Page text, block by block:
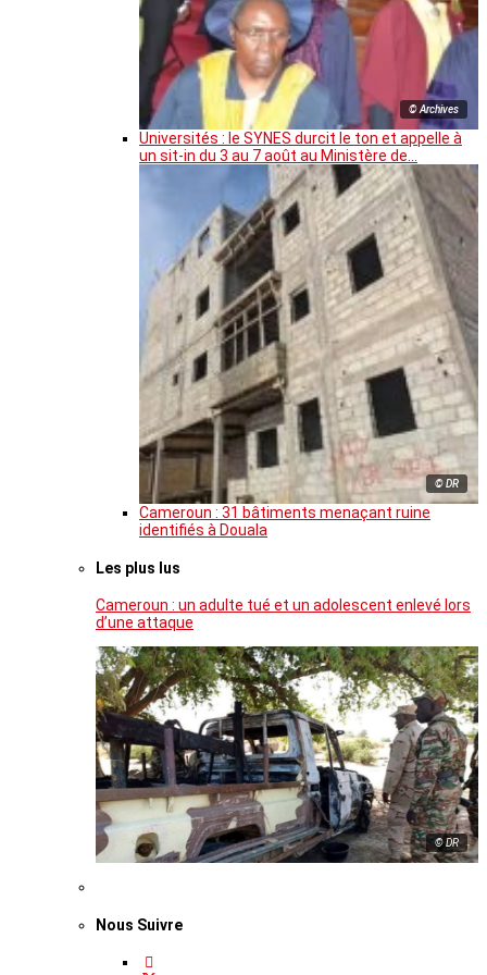
© Archives
Universités : le SYNES durcit le ton et appelle à
un sit-in du 3 au 7 août au Ministère de…
© DR
Cameroun : 31 bâtiments menaçant ruine
identifiés à Douala
Les plus lus
Cameroun : un adulte tué et un adolescent enlevé lors
d’une attaque
© DR
Nous Suivre